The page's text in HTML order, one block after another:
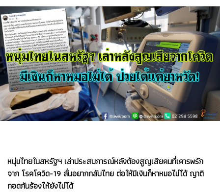
หนุ่มไทยในสหรัฐฯ เล่าประสบการณ์หลังต้องสูญเสียคนที่เคารพรัก
จาก โรคโควิด-19 ลั่นอยากกลับไทย ต่อให้มีเงินก็หาหมอไม่ได้ ญาติ
กอดกันร้องไห้ยังไม่ได้